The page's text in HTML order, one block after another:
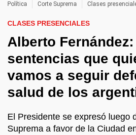
Política Corte Suprema Clases
CLASES PRESENCIALES
Alberto
sentencias que
vamos a seguir
salud de los
El Presidente se expresó luego
Suprema a favor de la Ciudad